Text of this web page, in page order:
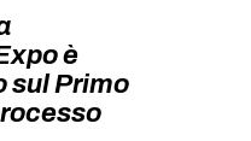
è
sul Primo